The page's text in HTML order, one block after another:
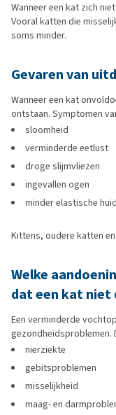
Wanneer een kat zich
Vooral katten die
soms minder.
Gevaren van
Wanneer een kat
ontstaan. Symptomen
sloomheid
verminderde eetlust
droge slijmvliezen
ingevallen ogen
minder elastische huid
Kittens, oudere katten
Welke
dat een kat niet
Een verminderde
gezondheidsproblemen.
nierziekte
gebitsproblemen
misselijkheid
maag- en